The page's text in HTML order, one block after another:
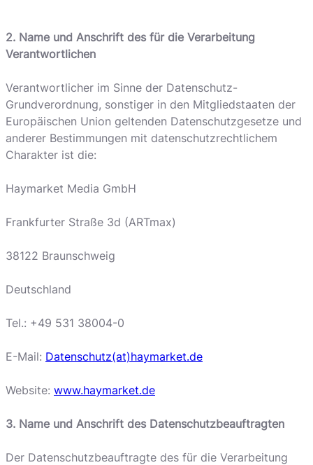
2. Name und Anschrift des für die Verarbeitung
Verantwortlichen
Verantwortlicher im Sinne der Datenschutz-
Grundverordnung, sonstiger in den Mitgliedstaaten der
Europäischen Union geltenden Datenschutzgesetze und
anderer Bestimmungen mit datenschutzrechtlichem
Charakter ist die:
Haymarket Media GmbH
Frankfurter Straße 3d (ARTmax)
38122 Braunschweig
Deutschland
Tel.: +49 531 38004-0
E-Mail: Datenschutz(at)haymarket.de
Website: www.haymarket.de
3. Name und Anschrift des Datenschutzbeauftragten
Der Datenschutzbeauftragte des für die Verarbeitung